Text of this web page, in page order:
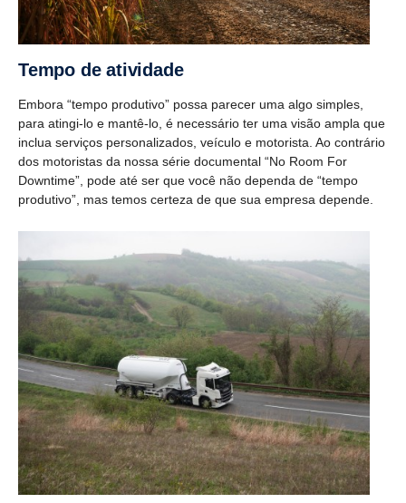
Tempo de atividade
Embora “tempo produtivo” possa parecer uma algo simples,
para atingi-lo e mantê-lo, é necessário ter uma visão ampla que
inclua serviços personalizados, veículo e motorista. Ao contrário
dos motoristas da nossa série documental “No Room For
Downtime”, pode até ser que você não dependa de “tempo
produtivo”, mas temos certeza de que sua empresa depende.